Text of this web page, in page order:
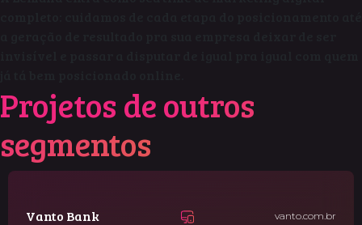
Projetos deoutros
segmentos
Vanto Bank vanto.com.br